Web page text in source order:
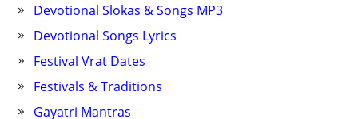
Devotional Slokas & Songs MP3
Devotional Songs Lyrics
Festival Vrat Dates
Festivals & Traditions
Gayatri Mantras